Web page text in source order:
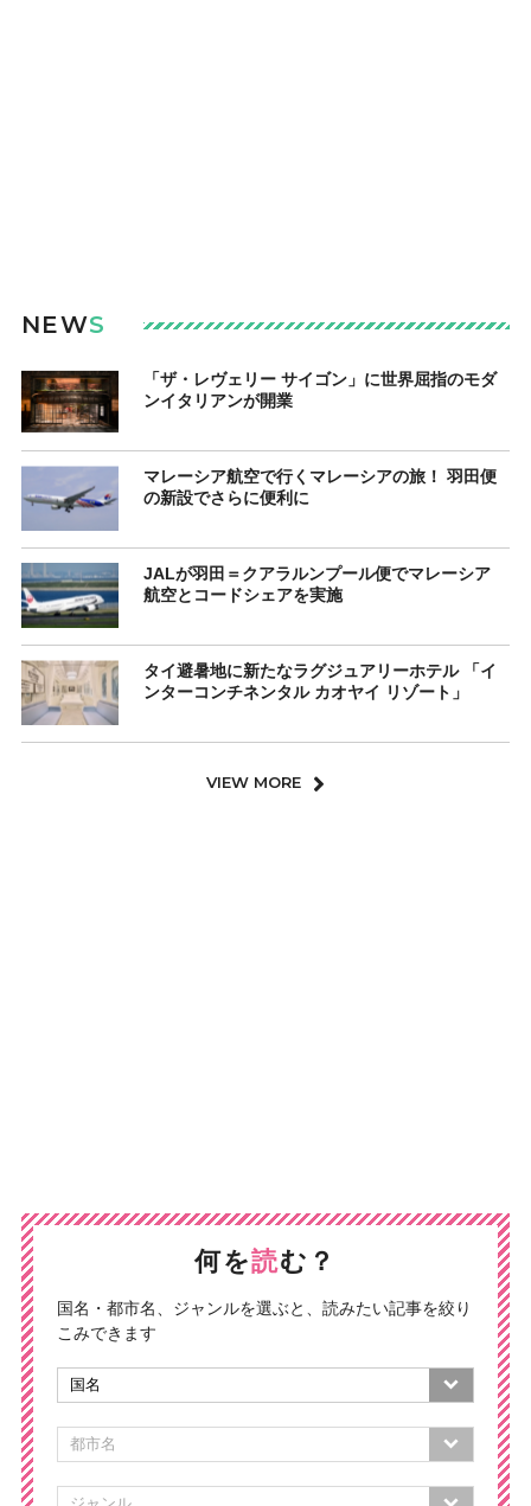
NEWS
「ザ・レヴェリー サイゴン」に世界屈指のモダ
ンイタリアンが開業
マレーシア航空で行くマレーシアの旅！ 羽田便
の新設でさらに便利に
JALが羽田＝クアラルンプール便でマレーシア
航空とコードシェアを実施
タイ避暑地に新たなラグジュアリーホテル 「イ
ンターコンチネンタル カオヤイ リゾート」
VIEW MORE
何を読む？
国名・都市名、ジャンルを選ぶと、読みたい記事を絞り
こみできます